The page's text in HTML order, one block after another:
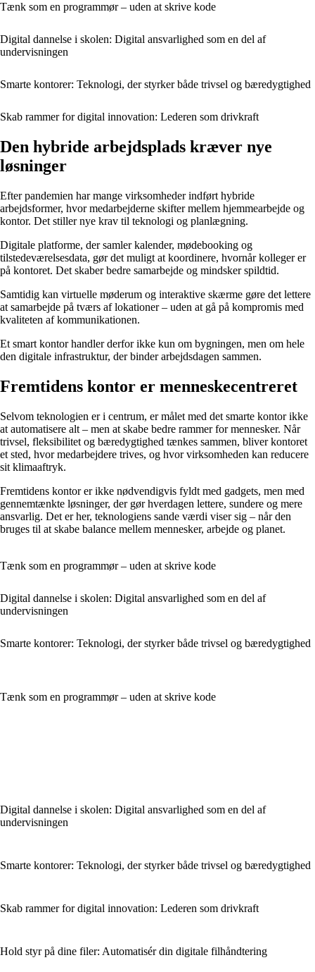
Tænk som en programmør – uden at skrive kode
Digital dannelse i skolen: Digital ansvarlighed som en del af
undervisningen
Smarte kontorer: Teknologi, der styrker både trivsel og bæredygtighed
Skab rammer for digital innovation: Lederen som drivkraft
Den hybride arbejdsplads kræver nye
løsninger
Efter pandemien har mange virksomheder indført hybride
arbejdsformer, hvor medarbejderne skifter mellem hjemmearbejde og
kontor. Det stiller nye krav til teknologi og planlægning.
Digitale platforme, der samler kalender, mødebooking og
tilstedeværelsesdata, gør det muligt at koordinere, hvornår kolleger er
på kontoret. Det skaber bedre samarbejde og mindsker spildtid.
Samtidig kan virtuelle møderum og interaktive skærme gøre det lettere
at samarbejde på tværs af lokationer – uden at gå på kompromis med
kvaliteten af kommunikationen.
Et smart kontor handler derfor ikke kun om bygningen, men om hele
den digitale infrastruktur, der binder arbejdsdagen sammen.
Fremtidens kontor er menneskecentreret
Selvom teknologien er i centrum, er målet med det smarte kontor ikke
at automatisere alt – men at skabe bedre rammer for mennesker. Når
trivsel, fleksibilitet og bæredygtighed tænkes sammen, bliver kontoret
et sted, hvor medarbejdere trives, og hvor virksomheden kan reducere
sit klimaaftryk.
Fremtidens kontor er ikke nødvendigvis fyldt med gadgets, men med
gennemtænkte løsninger, der gør hverdagen lettere, sundere og mere
ansvarlig. Det er her, teknologiens sande værdi viser sig – når den
bruges til at skabe balance mellem mennesker, arbejde og planet.
Tænk som en programmør – uden at skrive kode
Digital dannelse i skolen: Digital ansvarlighed som en del af
undervisningen
Smarte kontorer: Teknologi, der styrker både trivsel og bæredygtighed
Tænk som en programmør – uden at skrive kode
Digital dannelse i skolen: Digital ansvarlighed som en del af
undervisningen
Smarte kontorer: Teknologi, der styrker både trivsel og bæredygtighed
Skab rammer for digital innovation: Lederen som drivkraft
Hold styr på dine filer: Automatisér din digitale filhåndtering